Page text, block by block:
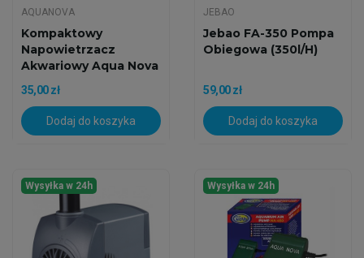
AQUANOVA
Kompaktowy
Napowietrzacz
Akwariowy Aqua Nova
NA-100 (130...
35,00 zł
Dodaj do koszyka
JEBAO
Jebao FA-350 Pompa
Obiegowa (350l/h)
59,00 zł
Dodaj do koszyka
Wysyłka w 24h Wysyłka w 24h